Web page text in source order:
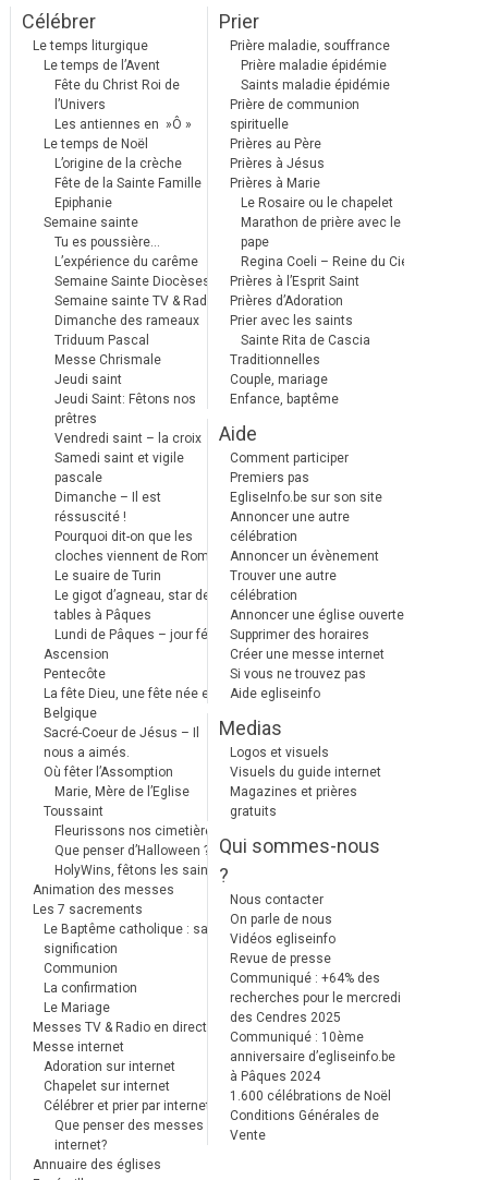
Célébrer
Le temps liturgique
Le temps de l’Avent
Fête du Christ Roi de
l’Univers
Les antiennes en »Ô »
Le temps de Noël
L’origine de la crèche
Fête de la Sainte Famille
Epiphanie
Semaine sainte
Tu es poussière…
L’expérience du carême
Semaine Sainte Diocèses
Semaine sainte TV & Radio
Dimanche des rameaux
Triduum Pascal
Messe Chrismale
Jeudi saint
Jeudi Saint: Fêtons nos
prêtres
Vendredi saint – la croix
Samedi saint et vigile
pascale
Dimanche – Il est
réssuscité !
Pourquoi dit-on que les
cloches viennent de Rome ?
Le suaire de Turin
Le gigot d’agneau, star des
tables à Pâques
Lundi de Pâques – jour férié
Ascension
Pentecôte
La fête Dieu, une fête née en
Belgique
Sacré-Coeur de Jésus – Il
nous a aimés.
Où fêter l’Assomption
Marie, Mère de l’Eglise
Toussaint
Fleurissons nos cimetières
Que penser d’Halloween ?
HolyWins, fêtons les saints !
Animation des messes
Les 7 sacrements
Le Baptême catholique : sa
signification
Communion
La confirmation
Le Mariage
Messes TV & Radio en direct
Messe internet
Adoration sur internet
Chapelet sur internet
Célébrer et prier par internet
Que penser des messes
internet?
Annuaire des églises
Prier
Prière maladie, souffrance
Prière maladie épidémie
Saints maladie épidémie
Prière de communion
spirituelle
Prières au Père
Prières à Jésus
Prières à Marie
Le Rosaire ou le chapelet
Marathon de prière avec le
pape
Regina Coeli – Reine du Ciel
Prières à l’Esprit Saint
Prières d’Adoration
Prier avec les saints
Sainte Rita de Cascia
Traditionnelles
Couple, mariage
Enfance, baptême
Aide
Comment participer
Premiers pas
EgliseInfo.be sur son site
Annoncer une autre
célébration
Annoncer un évènement
Trouver une autre
célébration
Annoncer une église ouverte
Supprimer des horaires
Créer une messe internet
Si vous ne trouvez pas
Aide egliseinfo
Medias
Logos et visuels
Visuels du guide internet
Magazines et prières
gratuits
Qui sommes-nous
?
Nous contacter
On parle de nous
Vidéos egliseinfo
Revue de presse
Communiqué : +64% des
recherches pour le mercredi
des Cendres 2025
Communiqué : 10ème
anniversaire d’egliseinfo.be
à Pâques 2024
1.600 célébrations de Noël
Conditions Générales de
Vente